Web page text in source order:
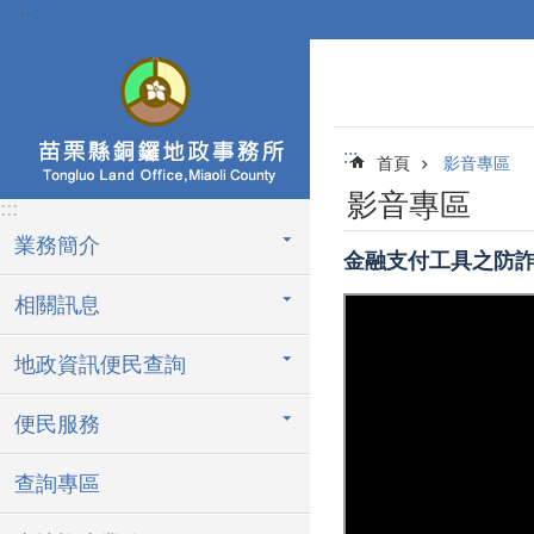
跳到主要內容區塊
:::
:::
業務簡介
相關訊息
地政資訊便民查詢
便民服務
查詢專區
::: 首頁 影音專區
影音專區
金融支付工具之防